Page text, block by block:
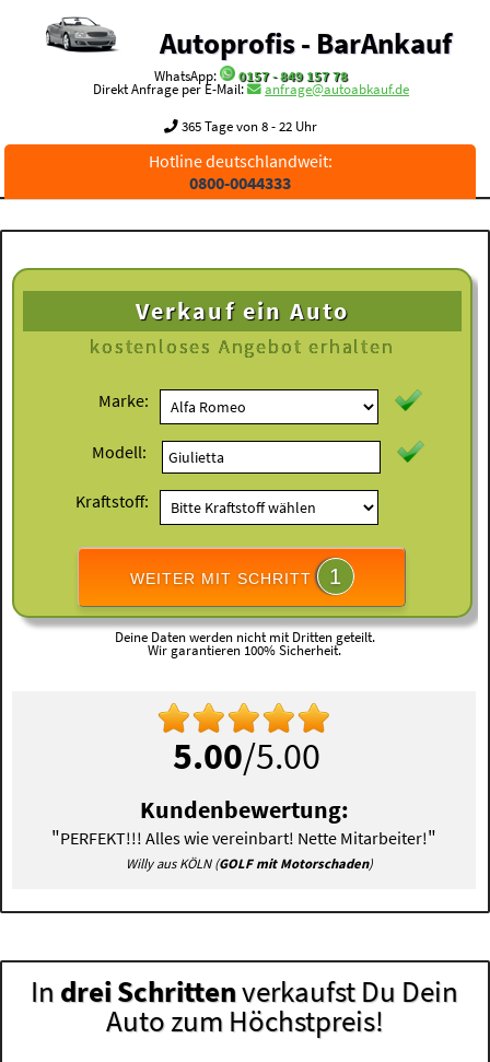
Autoprofis - BarAnkauf
WhatsApp:
0157 - 849 157 78
Direkt Anfrage per E-Mail:
anfrage@autoabkauf.de
365 Tage von 8 - 22 Uhr
Hotline deutschlandweit:
0800-0044333
Verkauf ein Auto
kostenloses Angebot erhalten
Marke:
Modell:
Kraftstoff:
WEITER MIT SCHRITT 1
Deine Daten werden nicht mit Dritten geteilt.
Wir garantieren 100% Sicherheit.
5.00/5.00
Kundenbewertung:
"PERFEKT!!! Alles wie vereinbart! Nette Mitarbeiter!"
Willy aus KÖLN (GOLF mit Motorschaden)
In drei Schrittenverkaufst Du Dein
Auto zum Höchstpreis!